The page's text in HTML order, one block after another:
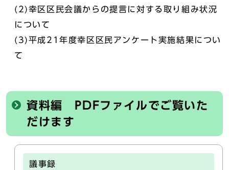
(2)幸区区民会議からの提言に対する取り組み状況
について
(3)平成21年度幸区区民アンケート実施結果につい
て
資料編 PDFファイルでご覧いた
だけます
議事録